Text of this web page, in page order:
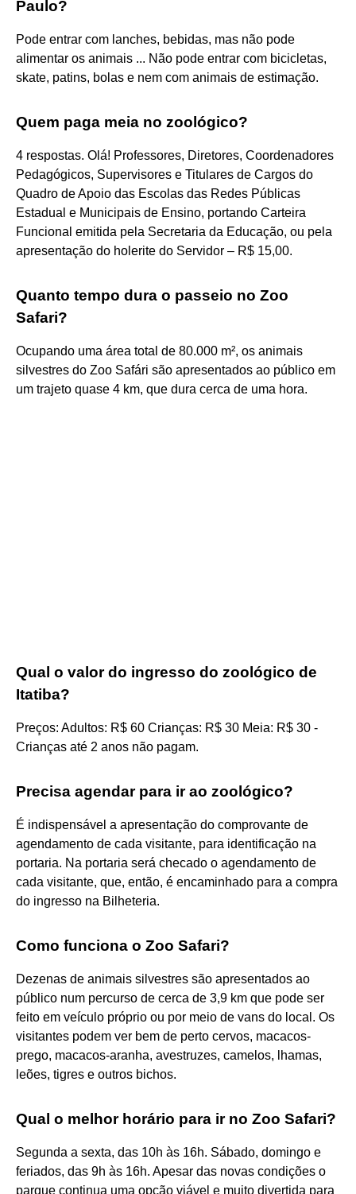
Paulo?
Pode entrar com lanches, bebidas, mas não pode
alimentar os animais ... Não pode entrar com bicicletas,
skate, patins, bolas e nem com animais de estimação.
Quem paga meia no zoológico?
4 respostas. Olá! Professores, Diretores, Coordenadores
Pedagógicos, Supervisores e Titulares de Cargos do
Quadro de Apoio das Escolas das Redes Públicas
Estadual e Municipais de Ensino, portando Carteira
Funcional emitida pela Secretaria da Educação, ou pela
apresentação do holerite do Servidor – R$ 15,00.
Quanto tempo dura o passeio no Zoo
Safari?
Ocupando uma área total de 80.000 m², os animais
silvestres do Zoo Safári são apresentados ao público em
um trajeto quase 4 km, que dura cerca de uma hora.
Qual o valor do ingresso do zoológico de
Itatiba?
Preços: Adultos: R$ 60 Crianças: R$ 30 Meia: R$ 30 -
Crianças até 2 anos não pagam.
Precisa agendar para ir ao zoológico?
É indispensável a apresentação do comprovante de
agendamento de cada visitante, para identificação na
portaria. Na portaria será checado o agendamento de
cada visitante, que, então, é encaminhado para a compra
do ingresso na Bilheteria.
Como funciona o Zoo Safari?
Dezenas de animais silvestres são apresentados ao
público num percurso de cerca de 3,9 km que pode ser
feito em veículo próprio ou por meio de vans do local. Os
visitantes podem ver bem de perto cervos, macacos-
prego, macacos-aranha, avestruzes, camelos, lhamas,
leões, tigres e outros bichos.
Qual o melhor horário para ir no Zoo Safari?
Segunda a sexta, das 10h às 16h. Sábado, domingo e
feriados, das 9h às 16h. Apesar das novas condições o
parque continua uma opção viável e muito divertida para